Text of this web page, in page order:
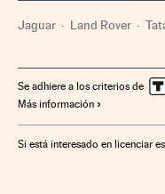
Jaguar Land Rover
Industria Economía
Se adhiere a los criterios de
Más información
Si está interesado en licenciar